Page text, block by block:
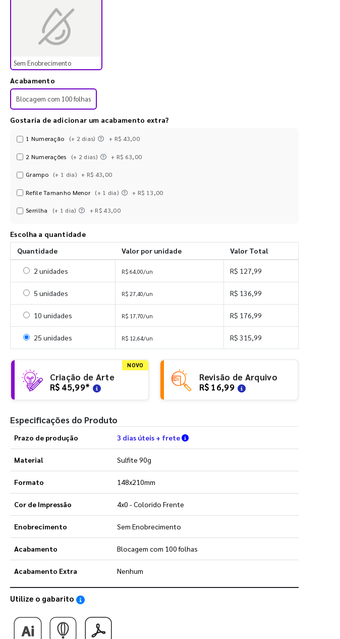
Sem Enobrecimento
Acabamento
Blocagem com 100 folhas
Gostaria de adicionar um acabamento extra?
1 Numeração (+ 2 dias) + R$ 43,00
2 Numerações (+ 2 dias) + R$ 63,00
Grampo (+ 1 dia) + R$ 43,00
Refile Tamanho Menor (+ 1 dia) + R$ 13,00
Serrilha (+ 1 dia) + R$ 43,00
Escolha a quantidade
Quantidade
Valor por unidade Valor Total
Selecionar 2 unidades
2 unidades R$ 64,00/un R$ 127,99
Selecionar 5 unidades
5 unidades R$ 27,40/un R$ 136,99
Selecionar 10 unidades
10 unidades R$ 17,70/un R$ 176,99
Selecionar 25 unidades
25 unidades R$ 12,64/un R$ 315,99
NOVO
Criação de Arte
R$ 45,99*
Revisão de Arquivo
R$ 16,99
Especificações do Produto
Prazo de produção 3 dias úteis + frete Verifique as condições de entrega
Material Sulfite 90g
Formato 148x210mm
Cor de Impressão 4x0 - Colorido Frente
Enobrecimento Sem Enobrecimento
Acabamento Blocagem com 100 folhas
Acabamento Extra Nenhum
Utilize o gabarito Saiba como utilizar os nossos gabaritos